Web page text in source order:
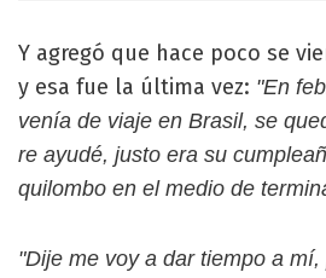
Y agregó que hace poco se
y esa fue la última vez: "En
venía de viaje en Brasil, se
re ayudé, justo era su
quilombo en el medio de
"Dije me voy a dar tiempo a